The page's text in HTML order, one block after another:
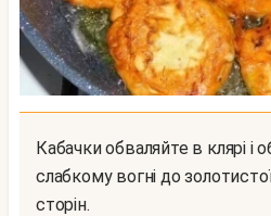
Кабачки обваляйте в клярі і обсмажити на
слабкому вогні до
сторін.